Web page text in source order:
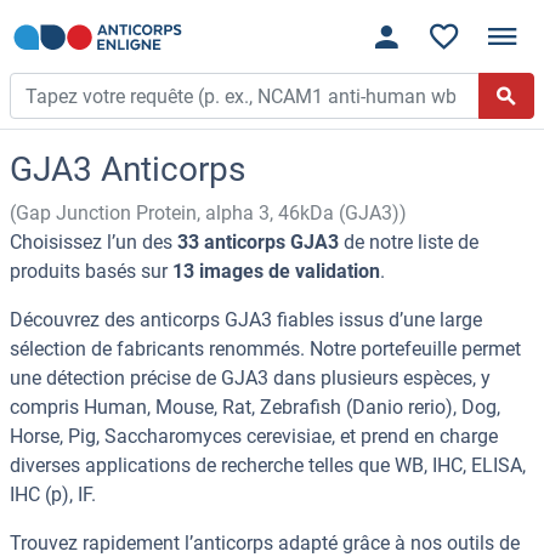
GJA3 Anticorps
(Gap Junction Protein, alpha 3, 46kDa (GJA3))
Choisissez l’un des 33 anticorps GJA3 de notre liste de
produits basés sur 13 images de validation.
Découvrez des anticorps GJA3 fiables issus d’une large
sélection de fabricants renommés. Notre portefeuille permet
une détection précise de GJA3 dans plusieurs espèces, y
compris Human, Mouse, Rat, Zebrafish (Danio rerio), Dog,
Horse, Pig, Saccharomyces cerevisiae, et prend en charge
diverses applications de recherche telles que WB, IHC, ELISA,
IHC (p), IF.
Trouvez rapidement l’anticorps adapté grâce à nos outils de